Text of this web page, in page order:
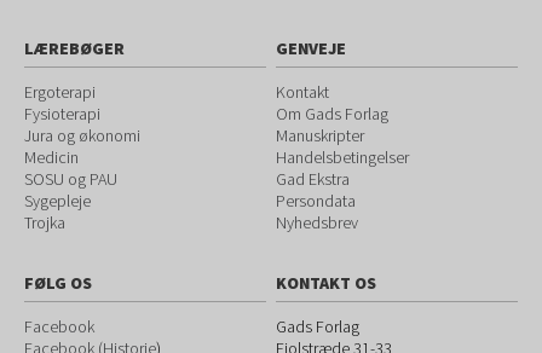
LÆREBØGER
Ergoterapi
Fysioterapi
Jura og økonomi
Medicin
SOSU og PAU
Sygepleje
Trojka
GENVEJE
Kontakt
Om Gads Forlag
Manuskripter
Handelsbetingelser
Gad Ekstra
Persondata
Nyhedsbrev
FØLG OS
Facebook
Facebook (Historie)
KONTAKT OS
Gads Forlag
Fiolstræde 31-33